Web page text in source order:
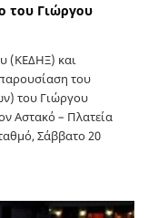
του Γιώργου
(ΚΕΔΗΞ) και
του
του Γιώργου
Αστακό – Πλατεία
Σάββατο 20